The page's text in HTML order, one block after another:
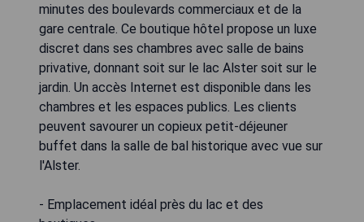
minutes des boulevards commerciaux et de la
gare centrale. Ce boutique hôtel propose un luxe
discret dans ses chambres avec salle de bains
privative, donnant soit sur le lac Alster soit sur le
jardin. Un accès Internet est disponible dans les
chambres et les espaces publics. Les clients
peuvent savourer un copieux petit-déjeuner
buffet dans la salle de bal historique avec vue sur
l'Alster.
- Emplacement idéal près du lac et des